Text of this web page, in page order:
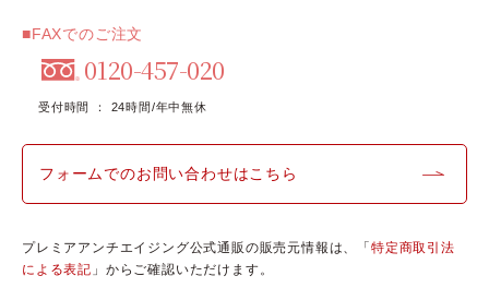
■FAXでのご注文
0120-457-020
受付時間 ： 24時間/年中無休
フォームでのお問い合わせはこちら
プレミアアンチエイジング公式通販の販売元情報は、「特定商取引法
による表記 」からご確認いただけます。